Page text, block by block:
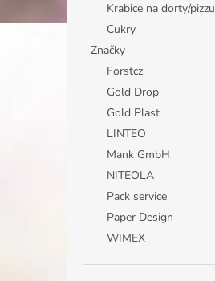
Krabice na dorty/pizzu
Cukry
Značky
Forstcz
Gold Drop
Gold Plast
LINTEO
Mank GmbH
NITEOLA
Pack service
Paper Design
WIMEX